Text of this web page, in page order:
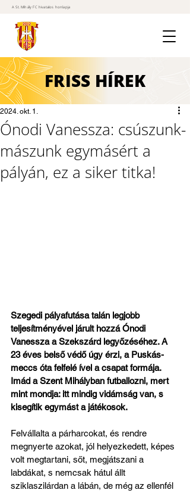
A St. Mihály FC hivatalos honlapja
FRISS HÍREK
Ónodi Vanessza: csúszunk-
mászunk egymásért a
pályán, ez a siker titka!
2024. okt. 1.
Szegedi pályafutása talán legjobb
teljesítményével járult hozzá Ónodi
Vanessza a Szekszárd legyőzéséhez. A
23 éves belső védő úgy érzi, a Puskás-
meccs óta felfelé ível a csapat formája.
Imád a Szent Mihályban futballozni, mert
mint mondja: itt mindig vidámság van, s
kisegítik egymást a játékosok.
Felvállalta a párharcokat, és rendre
megnyerte azokat, jól helyezkedett, képes
volt megtartani, sőt, megjátszani a
labdákat, s nemcsak hátul állt
sziklaszilárdan a lábán, de még az ellenfél